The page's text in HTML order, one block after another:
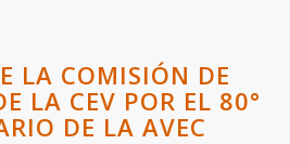
LA COMISIÓN DE
LA CEV POR EL 80°
DE LA AVEC